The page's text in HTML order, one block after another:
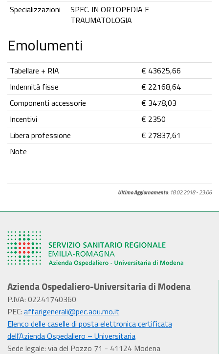
Specializzazioni
SPEC. IN ORTOPEDIA E
TRAUMATOLOGIA
Emolumenti
Tabellare + RIA
€ 43625,66
Indennità fisse
€ 22168,64
Componenti accessorie
€ 3478,03
Incentivi
€ 2350
Libera professione
€ 27837,61
Note
Ultimo Aggiornamento: 18.02.2018 - 23:06
Azienda Ospedaliero-Universitaria di Modena
P.IVA: 02241740360
PEC: affarigenerali@pec.aou.mo.it
Elenco delle caselle di posta elettronica certificata
dell’Azienda Ospedaliero – Universitaria
Sede legale: via del Pozzo 71 - 41124 Modena